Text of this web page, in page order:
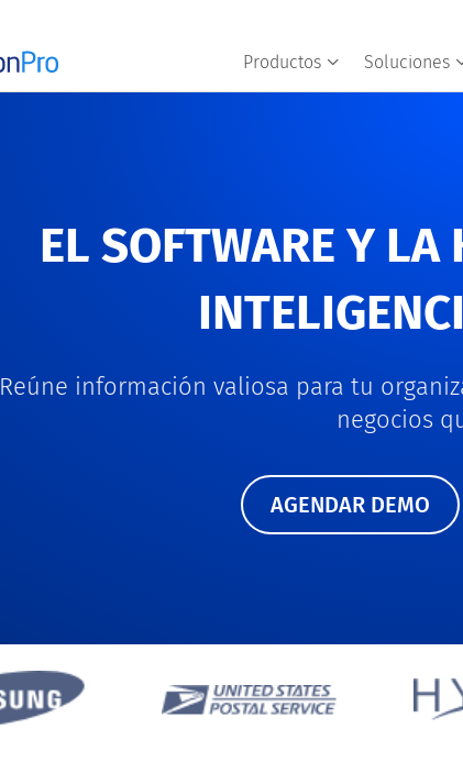
Productos Soluciones
EL SOFTWARE Y
Reúne información valiosa para tu
negocios
AGENDAR DEMO